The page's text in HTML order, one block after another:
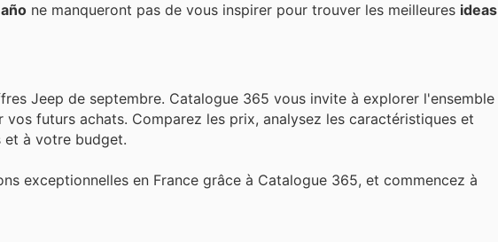
ne manqueront pas de vous inspirer pour trouver les meilleures ideas
Jeep de septembre. Catalogue 365 vous invite à explorer l'ensemble
futurs achats. Comparez les prix, analysez les caractéristiques et
et à votre budget.
exceptionnelles en France grâce à Catalogue 365, et commencez à